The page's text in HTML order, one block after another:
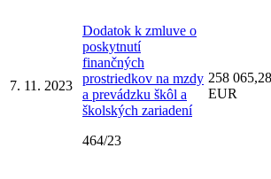
7. 11. 2023
Dodatok k zmluve o
poskytnutí
finančných
prostriedkov na mzdy
a prevádzku škôl a
školských zariadení
464/23
258 065,28
EUR